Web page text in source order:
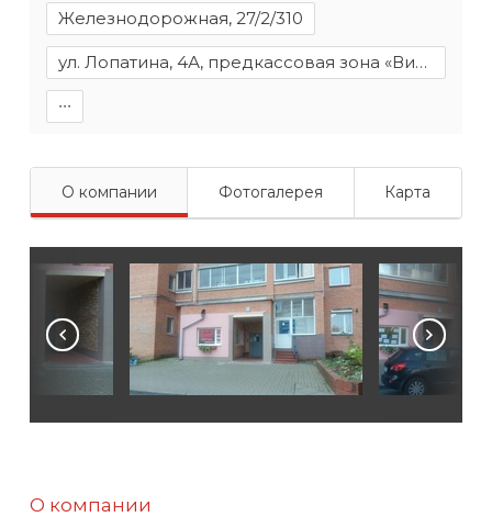
Железнодорожная, 27/2/310
ул. Лопатина, 4А, предкассовая зона «Виталюр»
∙∙∙
О компании Фотогалерея Карта
О компании